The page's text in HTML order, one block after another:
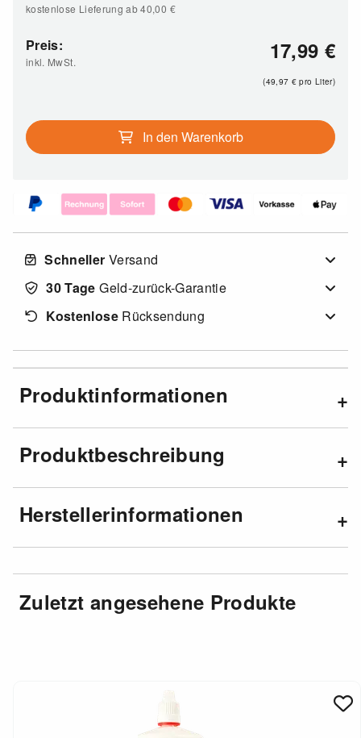
kostenlose Lieferung ab 40,00 €
Preis:
inkl. MwSt. 17,99 €
(49,97 € pro Liter)
In den Warenkorb
Schneller Versand
30 Tage Geld-zurück-Garantie
KostenloseRücksendung
Produktinformationen
Produktbeschreibung
Herstellerinformationen
Zuletzt angesehene Produkte